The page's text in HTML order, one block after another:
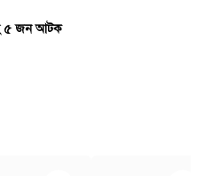
৫ জন আটক